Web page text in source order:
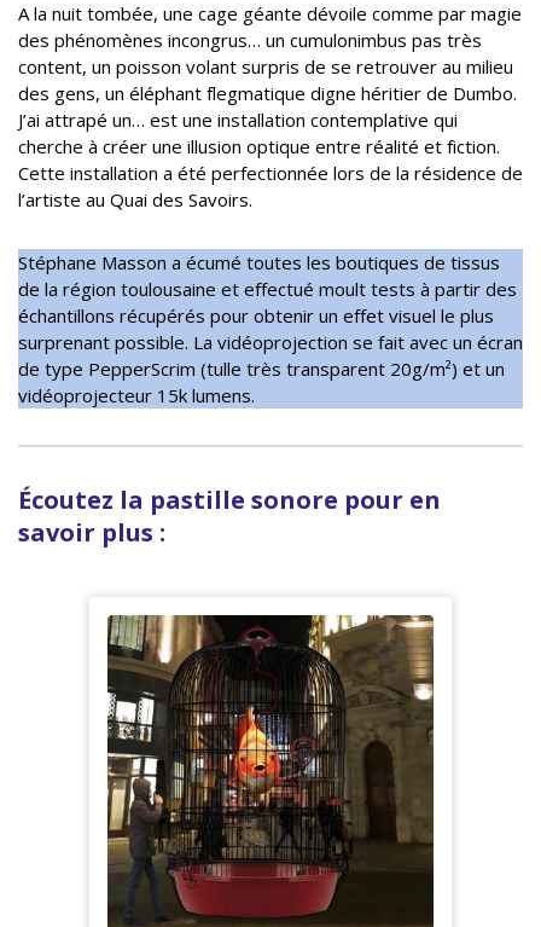
A la nuit tombée, une cage géante dévoile comme par magie
des phénomènes incongrus… un cumulonimbus pas très
content, un poisson volant surpris de se retrouver au milieu
des gens, un éléphant flegmatique digne héritier de Dumbo.
J’ai attrapé un… est une installation contemplative qui
cherche à créer une illusion optique entre réalité et fiction.
Cette installation a été perfectionnée lors de la résidence de
l’artiste au Quai des Savoirs.
Stéphane Masson a écumé toutes les boutiques de tissus
de la région toulousaine et effectué moult tests à partir des
échantillons récupérés pour obtenir un effet visuel le plus
surprenant possible. La vidéoprojection se fait avec un écran
de type PepperScrim (tulle très transparent 20g/m²) et un
vidéoprojecteur 15k lumens.
Écoutez la pastille sonore pour en
savoir plus :